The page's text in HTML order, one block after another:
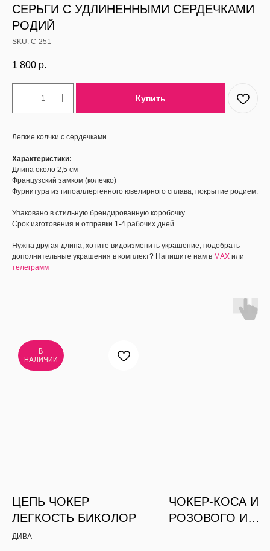
СЕРЬГИ С УДЛИНЕННЫМИ СЕРДЕЧКАМИ
РОДИЙ
SKU: С-251
1 800 р.
Купить
Легкие колчки с сердечками
Характеристики:
Длина около 2,5 см
Французский замком (колечко)
Фурнитура из гипоаллергенного ювелирного сплава, покрытие родием.
Упаковано в стильную брендированную коробочку.
Срок изготовения и отправки 1-4 рабочих дней.
Нужна другая длина, хотите видоизменить украшение, подобрать
дополнительные украшения в комплект? Напишите нам в MAX или
телеграмм
В
НАЛИЧИИ
ЦЕПЬ ЧОКЕР
ЛЕГКОСТЬ БИКОЛОР
ДИВА
ЧОКЕР-КОСА ИЗ
РОЗОВОГО И